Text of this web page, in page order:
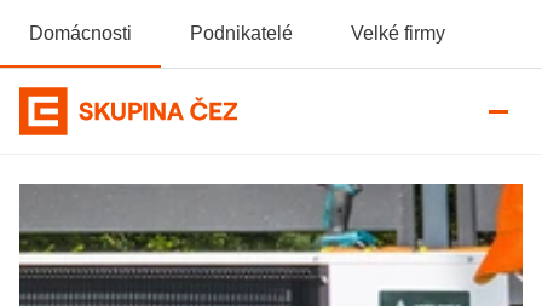
Domácnosti Podnikatelé Velké firmy